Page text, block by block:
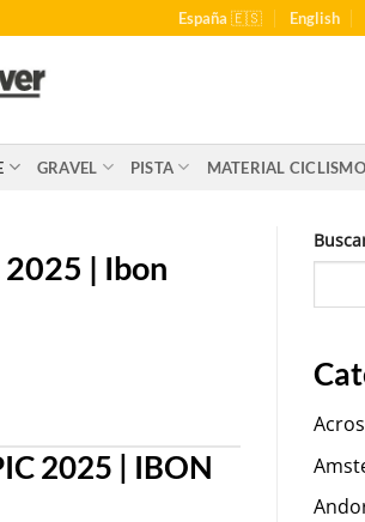
España 🇪🇸 English
GRAVEL PISTA MATERIAL CICLISMO
2025 | Ibon
2025 | IBON